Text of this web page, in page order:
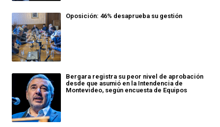
Oposición: 46% desaprueba su gestión
Bergara registra su peor nivel de aprobación
desde que asumió en la Intendencia de
Montevideo, según encuesta de Equipos